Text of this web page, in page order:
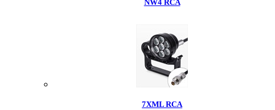
NW4 RCA
7XML RCA